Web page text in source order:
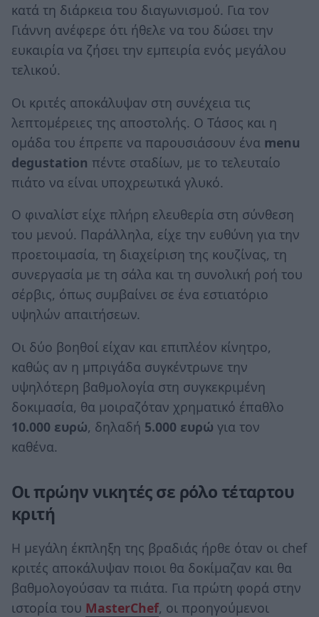
κατά τη διάρκεια του διαγωνισμού. Για τον
Γιάννη ανέφερε ότι ήθελε να του δώσει την
ευκαιρία να ζήσει την εμπειρία ενός μεγάλου
τελικού.
Οι κριτές αποκάλυψαν στη συνέχεια τις
λεπτομέρειες της αποστολής. Ο Τάσος και η
ομάδα του έπρεπε να παρουσιάσουν ένα menu
degustation πέντε σταδίων, με το τελευταίο
πιάτο να είναι υποχρεωτικά γλυκό.
Ο φιναλίστ είχε πλήρη ελευθερία στη σύνθεση
του μενού. Παράλληλα, είχε την ευθύνη για την
προετοιμασία, τη διαχείριση της κουζίνας, τη
συνεργασία με τη σάλα και τη συνολική ροή του
σέρβις, όπως συμβαίνει σε ένα εστιατόριο
υψηλών απαιτήσεων.
Οι δύο βοηθοί είχαν και επιπλέον κίνητρο,
καθώς αν η μπριγάδα συγκέντρωνε την
υψηλότερη βαθμολογία στη συγκεκριμένη
δοκιμασία, θα μοιραζόταν χρηματικό έπαθλο
10.000 ευρώ, δηλαδή 5.000 ευρώ για τον
καθένα.
Οι πρώην νικητές σε ρόλο τέταρτου
κριτή
Η μεγάλη έκπληξη της βραδιάς ήρθε όταν οι chef
κριτές αποκάλυψαν ποιοι θα δοκίμαζαν και θα
βαθμολογούσαν τα πιάτα. Για πρώτη φορά στην
ιστορία του MasterChef, οι προηγούμενοι